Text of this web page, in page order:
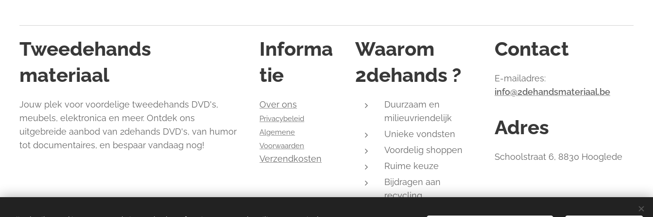
Tweedehands
materiaal
Jouw plek voor voordelige tweedehands DVD's,
meubels, elektronica en meer. Ontdek ons
uitgebreide aanbod van 2dehands DVD's, van humor
tot documentaires, en bespaar vandaag nog!
Informa
tie
Over ons
Privacybeleid
Algemene
Voorwaarden
Verzendkosten
Waarom
2dehands ?
Duurzaam en
milieuvriendelijk
Unieke vondsten
Voordelig shoppen
Ruime keuze
Bijdragen aan
recycling
Contact
E-mailadres:
info@2dehandsmateriaal.be
Adres
Schoolstraat 6, 8830 Hooglede